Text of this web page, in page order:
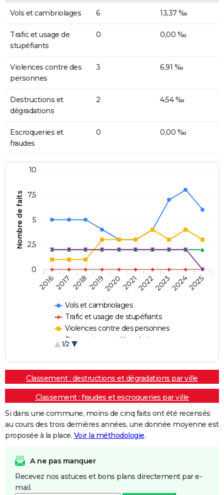
Vols et cambriolages 6 13,37 ‰
Trafic et usage de
stupéfiants
0 0,00 ‰
Violences contre des
personnes
3 6,91 ‰
Destructions et
dégradations
2 4,54 ‰
Escroqueries et
fraudes
0 0,00 ‰
Nombre de faits
Vols et cambriolages
Trafic et usage de stupéfiants
Violences contre des personnes
Destructions et dégradations
1/2
20162017 20182019202020212022202320242025
0
2,5
5
7,5
10
Classement : destructions et dégradations par ville
Classement : fraudes et escroqueries par ville
Si dans une commune, moins de cinq faits ont été recensés
au cours des trois dernières années, une donnée moyenne est
proposée à la place. Voir la méthodologie.
A ne pas manquer
Recevez nos astuces et bons plans directement par e-
mail.